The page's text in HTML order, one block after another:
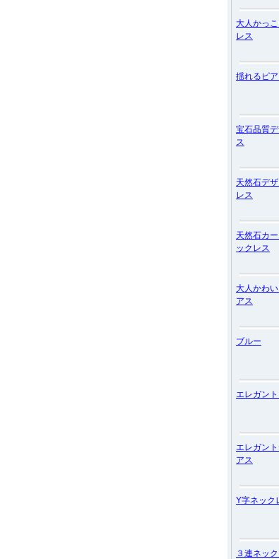
大人かっ
レス
揺れるピ
宝石品質
ス
天然石デ
レス
天然石カ
ックレス
大人かわ
アス
ブルー
エレガン
エレガン
アス
Y字ネック
３連ネッ